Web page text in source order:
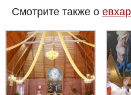
Смотрите также о